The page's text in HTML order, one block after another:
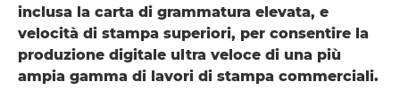
inclusa la carta di grammatura elevata, e
velocità di stampa superiori, per consentire la
produzione digitale ultra veloce di una più
ampia gamma di lavori di stampa commerciali.